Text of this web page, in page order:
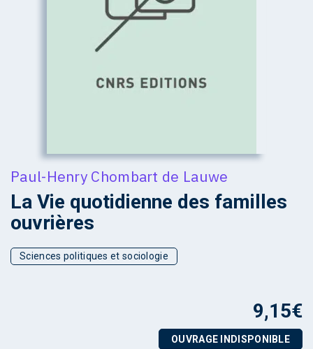
Paul-Henry Chombart de Lauwe
La Vie quotidienne des familles
ouvrières
Sciences politiques et sociologie
9,15€
OUVRAGE INDISPONIBLE